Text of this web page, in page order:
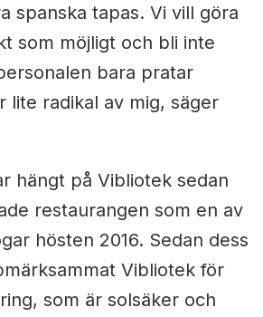
spanska tapas. Vi vill göra
som möjligt och bli inte
bara pratar
lite radikal av mig, säger
hängt på Vibliotek sedan
restaurangen som en av
hösten 2016. Sedan dess
Vibliotek för
som är solsäker och